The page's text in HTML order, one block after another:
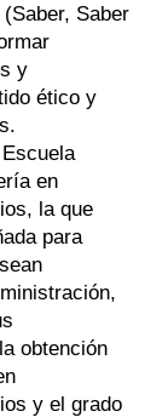
Saber
y
ético y
en
la que
para
obtención
y el grado